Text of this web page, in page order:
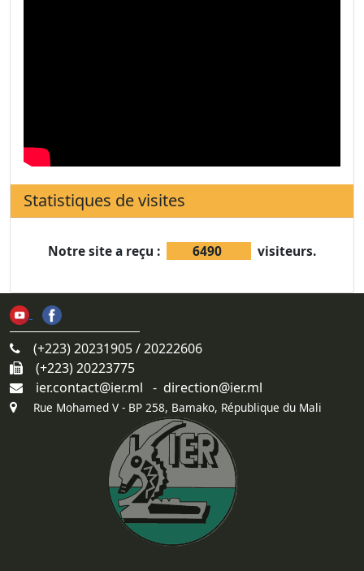
Statistiques de visites
Notre site a reçu : 6490 visiteurs.
(+223) 20231905 / 20222606
(+223) 20223775
ier.contact@ier.ml - direction@ier.ml
Rue Mohamed V - BP 258, Bamako, République du Mali